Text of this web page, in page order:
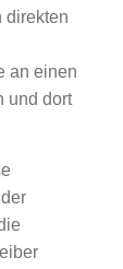
direkten
an einen
und dort